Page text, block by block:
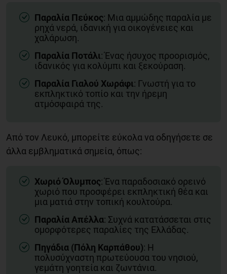
Παραλία Πεύκος: Μια αμμώδης παραλία με
ρηχά νερά, ιδανική για οικογένειες και
χαλάρωση.
Παραλία Ποτάλι: Ένας ήσυχος προορισμός,
ιδανικός για κολύμπι και ξεκούραση.
Παραλία Γιαλού Χωράφι: Γνωστή για το
εκπληκτικό τοπίο και την ήρεμη
ατμόσφαιρά της.
Από τον Λευκό, μπορείτε εύκολα να οδηγήσετε σε
άλλα εμβληματικά σημεία, όπως:
Χωριό Όλυμπος: Ένα παραδοσιακό ορεινό
χωριό που προσφέρει εκπληκτική θέα και
μια ματιά στην τοπική κουλτούρα.
Παραλία Απέλλα: Συχνά κατατάσσεται στις
ομορφότερες παραλίες της Ελλάδας.
Πηγάδια (Πόλη Καρπάθου): Η
πολυσύχναστη πρωτεύουσα του νησιού,
γεμάτη γοητεία και ζωντάνια.